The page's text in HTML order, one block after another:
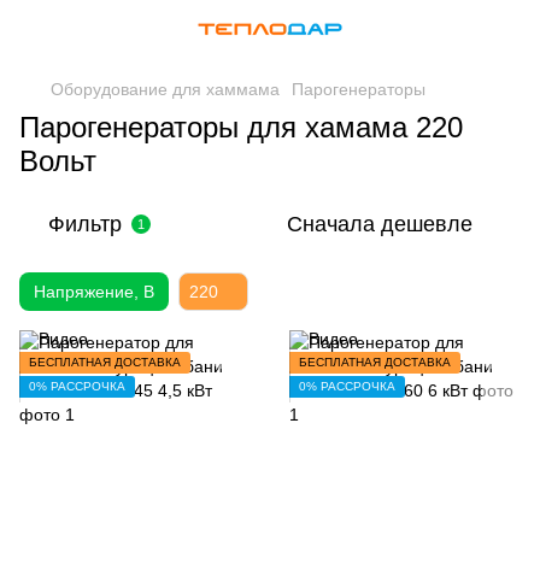
Оборудование для хаммама Парогенераторы
Парогенераторы для хамама 220
Вольт
Фильтр 1 Сначала дешевле
Напряжение, В 220
БЕСПЛАТНАЯ ДОСТАВКА
0% РАССРОЧКА
БЕСПЛАТНАЯ ДОСТАВКА
0% РАССРОЧКА